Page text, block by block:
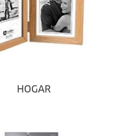
HOGAR